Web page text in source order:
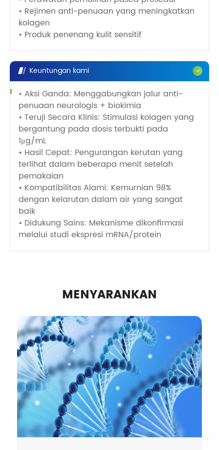
• Rejimen anti-penuaan yang meningkatkan
kolagen
• Produk penenang kulit sensitif
Keuntungan kami
• Aksi Ganda: Menggabungkan jalur anti-
penuaan neurologis + biokimia
• Teruji Secara Klinis: Stimulasi kolagen yang
bergantung pada dosis terbukti pada
1μg/mL
• Hasil Cepat: Pengurangan kerutan yang
terlihat dalam beberapa menit setelah
pemakaian
• Kompatibilitas Alami: Kemurnian 98%
dengan kelarutan dalam air yang sangat
baik
• Didukung Sains: Mekanisme dikonfirmasi
melalui studi ekspresi mRNA/protein
MENYARANKAN